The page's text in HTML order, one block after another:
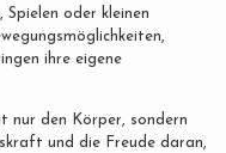
oder kleinen
ihre eigene
nur den Körper, sondern
und die Freude daran,